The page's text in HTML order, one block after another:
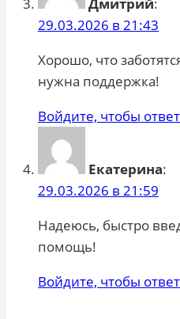
Дмитрий:
29.03.2026 в 21:43
Хорошо, что
нужна поддержка!
Войдите, чтобы
Екатерина:
29.03.2026 в 21:59
Надеюсь, быстро
помощь!
Войдите, чтобы